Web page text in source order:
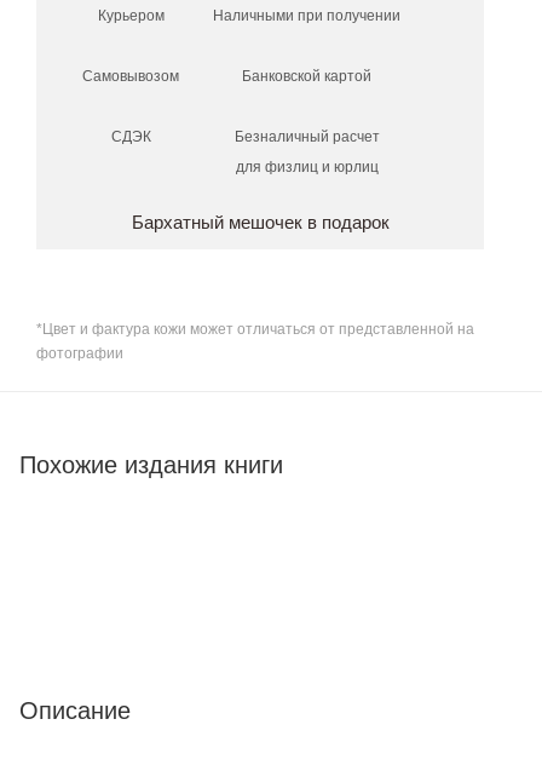
Курьером
Самовывозом
СДЭК
Наличными при получении
Банковской картой
Безналичный расчет
для физлиц и юрлиц
Бархатный мешочек в подарок
*Цвет и фактура кожи может отличаться от представленной на
фотографии
Похожие издания книги
Описание